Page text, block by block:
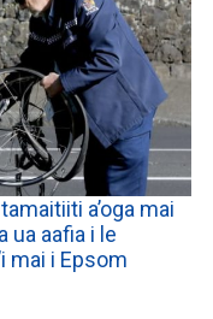
a’oga mai
ua aafia i le
mai i Epsom